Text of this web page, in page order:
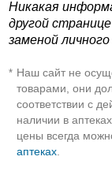
Никакая
другой
заменой
* Наш сайт не
товарами, они
соответствии с
наличии в
цены всегда
аптеках